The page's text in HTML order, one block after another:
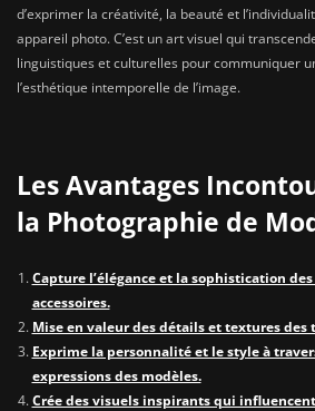
d’exprimer la créativité, la beauté et
appareil photo. C’est un art visuel qui
linguistiques et culturelles pour communiquer
l’esthétique intemporelle de l’image.
Les Avantages
la Photographie de
Capture l’élégance et la sophistication
accessoires.
Mise en valeur des détails et textures des
Exprime la personnalité et le style à
expressions des modèles.
Crée des visuels inspirants qui